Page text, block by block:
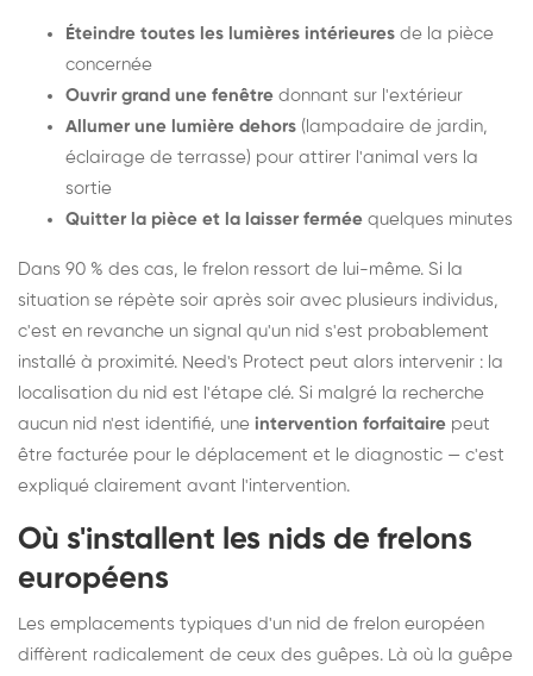
Éteindre toutes les lumières intérieures de la pièce
concernée
Ouvrir grand une fenêtre donnant sur l'extérieur
Allumer une lumière dehors (lampadaire de jardin,
éclairage de terrasse) pour attirer l'animal vers la
sortie
Quitter la pièce et la laisser fermée quelques minutes
Dans 90 % des cas, le frelon ressort de lui-même. Si la
situation se répète soir après soir avec plusieurs individus,
c'est en revanche un signal qu'un nid s'est probablement
installé à proximité. Need's Protect peut alors intervenir : la
localisation du nid est l'étape clé. Si malgré la recherche
aucun nid n'est identifié, une intervention forfaitaire peut
être facturée pour le déplacement et le diagnostic — c'est
expliqué clairement avant l'intervention.
Où s'installent les nids de frelons
européens
Les emplacements typiques d'un nid de frelon européen
diffèrent radicalement de ceux des guêpes. Là où la guêpe